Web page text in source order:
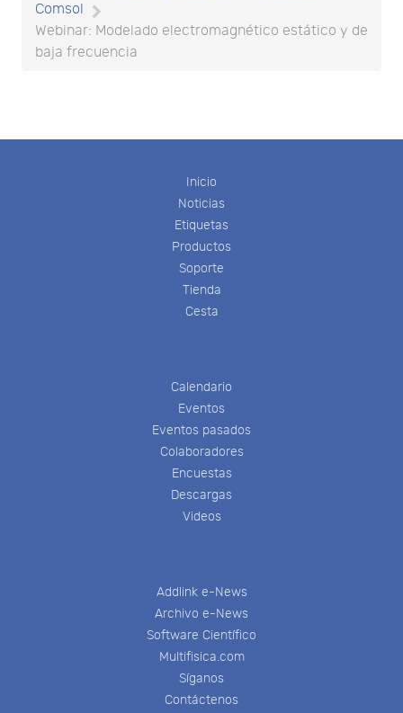
Comsol
Webinar: Modelado electromagnético estático y de
baja frecuencia
Inicio
Noticias
Etiquetas
Productos
Soporte
Tienda
Cesta
Calendario
Eventos
Eventos pasados
Colaboradores
Encuestas
Descargas
Videos
Addlink e-News
Archivo e-News
Software Científico
Multifisica.com
Síganos
Contáctenos